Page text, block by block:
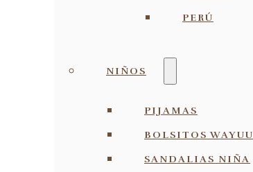
PERÚ
NIÑOS
PIJAMAS
BOLSITOS WAYUU
SANDALIAS NIÑA